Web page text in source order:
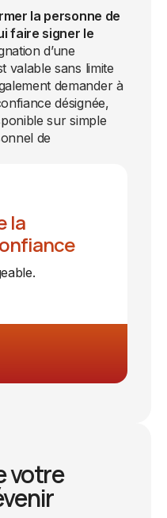
la personne de
faire signer le
d’une
valable sans limite
demander à
désignée,
sur simple
de
la
votre